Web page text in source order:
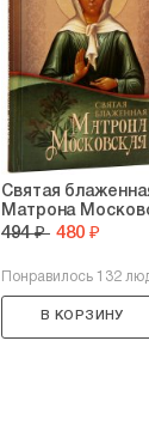
Святая
Матрона
494 ₽ 480 ₽
Понравилось 132
В КОРЗИНУ